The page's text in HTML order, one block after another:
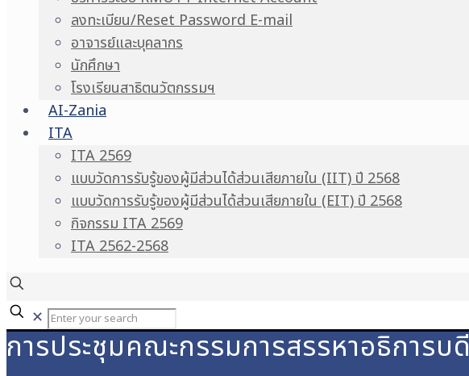
ลงทะเบียน/Reset Password E-mail
อาจารย์และบุคลากร
นักศึกษา
โรงเรียนสาธิตนวัตกรรมฯ
AI-Zania
ITA
ITA 2569
แบบวัดการรับรู้ของผู้มีส่วนได้ส่วนเสียภายใน (IIT) ปี 2568
แบบวัดการรับรู้ของผู้มีส่วนได้ส่วนเสียภายใน (EIT) ปี 2568
กิจกรรม ITA 2569
ITA 2562-2568
✕
การประชุมคณะกรรมการสรรหาอธิการบดี